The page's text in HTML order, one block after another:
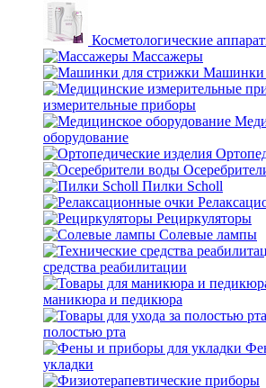
Косметологические
Массажеры
Машинки
измерительные приборы
оборудование
Пилки Scholl
Рециркуляторы
Солевые лампы
средства реабилитации
маникюра и педикюра
полостью рта
укладки